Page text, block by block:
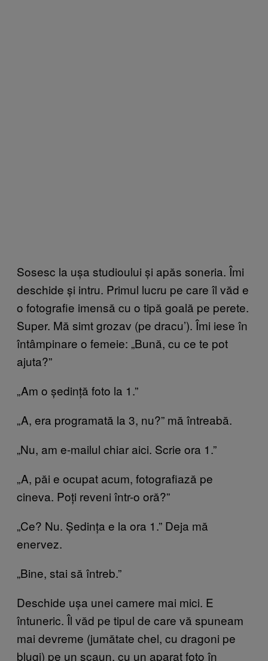
Sosesc la ușa studioului și apăs soneria. Îmi
deschide și intru. Primul lucru pe care îl văd e
o fotografie imensă cu o tipă goală pe perete.
Super. Mă simt grozav (pe dracu’). Îmi iese în
întâmpinare o femeie: „Bună, cu ce te pot
ajuta?”
„Am o ședință foto la 1.”
„A, era programată la 3, nu?” mă întreabă.
„Nu, am e-mailul chiar aici. Scrie ora 1.”
„A, păi e ocupat acum, fotografiază pe
cineva. Poți reveni într-o oră?”
„Ce? Nu. Ședința e la ora 1.” Deja mă
enervez.
„Bine, stai să întreb.”
Deschide ușa unei camere mai mici. E
întuneric. Îl văd pe tipul de care vă spuneam
mai devreme (jumătate chel, cu dragoni pe
blugi) pe un scaun, cu un aparat foto în